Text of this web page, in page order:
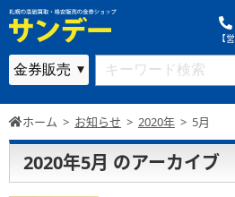
【
ホーム > お知らせ > 2020年 > 5月
2020年5月 のアーカイブ